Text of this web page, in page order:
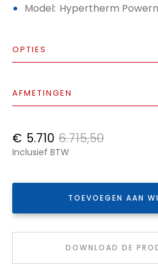
Model: Hypertherm
OPTIES
AFMETINGEN
€ 5.710 6.715,50
Inclusief BTW
TOEVOEGEN AAN
DOWNLOAD DE